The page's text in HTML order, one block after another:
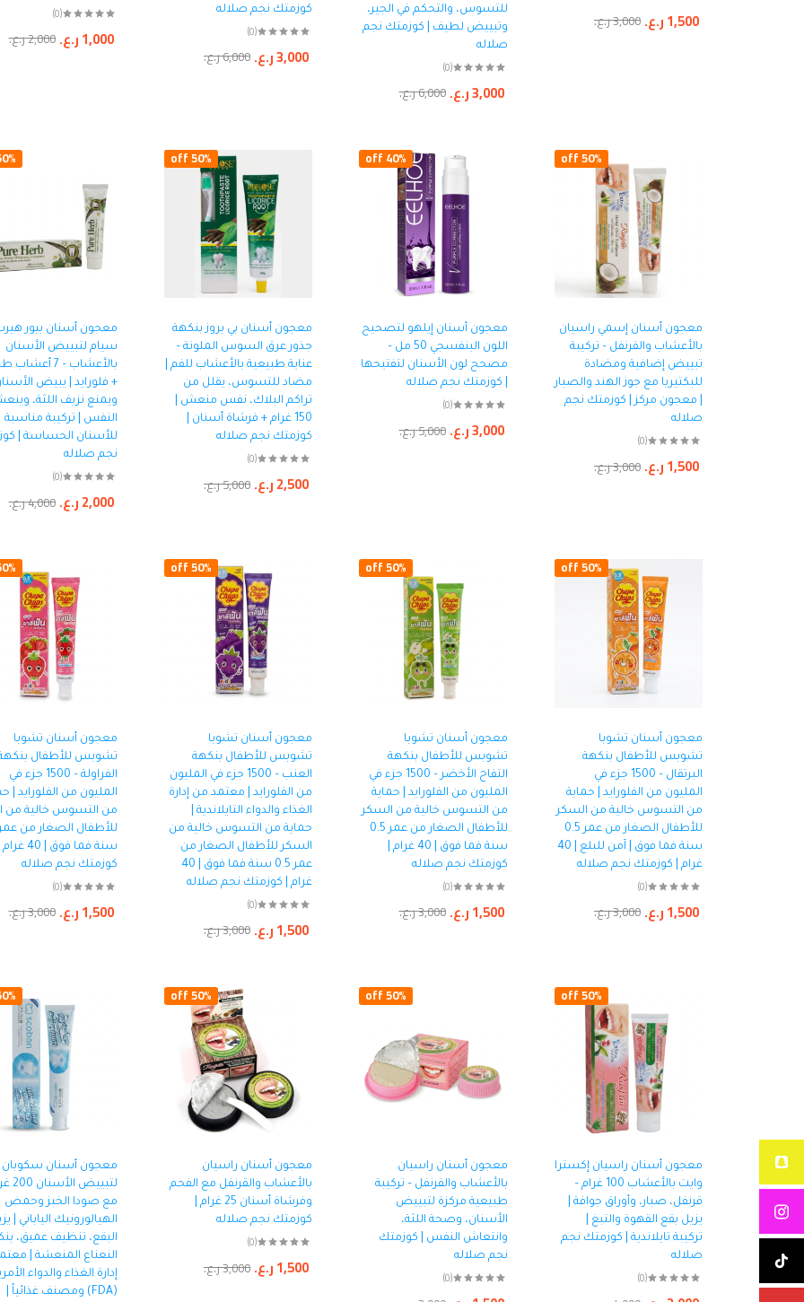
3,000ر.ع. 1,500ر.ع.
للتسوس، والتحكم في الجير،
وتبييض لطيف | كوزمتك نجم
صلاله
(0)
6,000ر.ع. 3,000ر.ع.
كوزمتك نجم صلاله
(0)
6,000ر.ع. 3,000ر.ع.
(0)
2,000ر.ع. 1,000ر.ع.
50% off
معجون أسنان إسمي راسيان
بالأعشاب والقرنفل – تركيبة
تبييض إضافية ومضادة
للبكتيريا مع جوز الهند والصبار
| معجون مركز | كوزمتك نجم
صلاله
(0)
3,000ر.ع. 1,500ر.ع.
40% off
معجون أسنان إيلهو لتصحيح
اللون البنفسجي 50 مل –
مصحح لون الأسنان لتفتيحها
| كوزمتك نجم صلاله
(0)
5,000ر.ع. 3,000ر.ع.
50% off
معجون أسنان بي بروز بنكهة
جذور عرق السوس الملونة –
عناية طبيعية بالأعشاب للفم |
مضاد للتسوس، يقلل من
تراكم البلاك، نفس منعش |
150 غرام + فرشاة أسنان |
كوزمتك نجم صلاله
(0)
5,000ر.ع. 2,500ر.ع.
off
معجون أسنان بيور
سيام لتبييض الأسنان
بالأعشاب – 7
+ فلورايد | يبيض
ويمنع نزيف اللثة،
النفس | تركيبة مناسبة
للأسنان الحساسة |
نجم صلاله
(0)
4,000ر.ع. 2,000ر.ع.
50% off
معجون أسنان تشوبا
تشوبس للأطفال بنكهة
البرتقال – 1500 جزء في
المليون من الفلورايد | حماية
من التسوس خالية من السكر
للأطفال الصغار من عمر 0.5
سنة فما فوق | آمن للبلع | 40
غرام | كوزمتك نجم صلاله
(0)
3,000ر.ع. 1,500ر.ع.
50% off
معجون أسنان تشوبا
تشوبس للأطفال بنكهة
التفاح الأخضر – 1500 جزء في
المليون من الفلورايد | حماية
من التسوس خالية من السكر
للأطفال الصغار من عمر 0.5
سنة فما فوق | 40 غرام |
كوزمتك نجم صلاله
(0)
3,000ر.ع. 1,500ر.ع.
50% off
معجون أسنان تشوبا
تشوبس للأطفال بنكهة
العنب – 1500 جزء في المليون
من الفلورايد | معتمد من إدارة
الغذاء والدواء التايلاندية |
حماية من التسوس خالية من
السكر للأطفال الصغار من
عمر 0.5 سنة فما فوق | 40
غرام | كوزمتك نجم صلاله
(0)
3,000ر.ع. 1,500ر.ع.
off
معجون أسنان تشوبا
تشوبس للأطفال
الفراولة – 1500 جزء في
المليون من الفلورايد |
من التسوس خالية من
سنة فما فوق | 40 غرام |
كوزمتك نجم صلاله
(0)
3,000ر.ع. 1,500ر.ع.
50% off
معجون أسنان راسيان إكسترا
وايت بالأعشاب 100 غرام –
قرنفل، صبار، وأوراق جوافة |
يزيل بقع القهوة والتبغ |
تركيبة تايلاندية | كوزمتك نجم
صلاله
(0)
50% off
معجون أسنان راسيان
بالأعشاب والقرنفل – تركيبة
طبيعية مركزة لتبييض
الأسنان، وصحة اللثة،
وانتعاش النفس | كوزمتك
نجم صلاله
(0)
50% off
معجون أسنان راسيان
بالأعشاب والقرنفل مع الفحم
وفرشاة أسنان 25 غرام |
كوزمتك نجم صلاله
(0)
3,000ر.ع. 1,500ر.ع.
off
معجون أسنان سكوبان
لتبييض
مع صودا الخبز وحمض
الهيالورونيك الياباني |
البقع، تنظيف عميق،
النعناع المنعشة |
إدارة الغذاء والدواء
(FDA) ومصنف غذائياً |